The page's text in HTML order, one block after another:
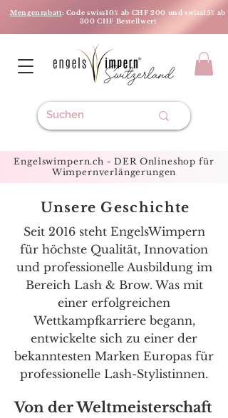
Mengenrabatt: Code swiss10% ab CHF 200 und swiss15% ab
300 CHF Bestellwert
Engelswimpern.ch - DER Onlineshop für
Wimpernverlängerungen
Unsere Geschichte
Seit 2016 steht EngelsWimpern
für höchste Qualität, Innovation
und professionelle Ausbildung im
Bereich Lash & Brow. Was mit
einer erfolgreichen
Wettkampfkarriere begann,
entwickelte sich zu einer der
bekanntesten Marken Europas für
professionelle Lash-Stylistinnen.
Von der Weltmeisterschaft